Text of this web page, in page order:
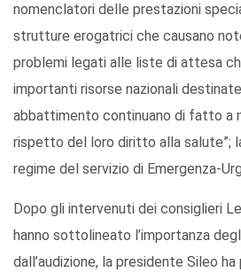
nomenclatori delle prestazioni
strutture erogatrici che causano
problemi legati alle liste di attesa
importanti risorse nazionali
abbattimento continuano di fatto a
rispetto del loro diritto alla salute”;
regime del servizio di Emergenza-
Dopo gli intervenuti dei consiglieri
hanno sottolineato l’importanza
dall’audizione, la presidente Sileo